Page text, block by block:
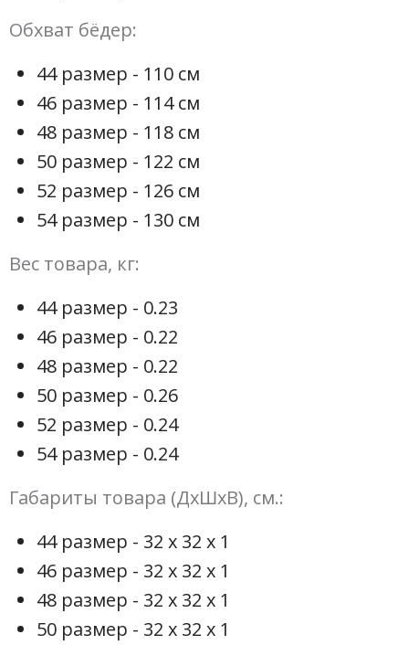
Обхват бёдер:
44 размер - 110 см
46 размер - 114 см
48 размер - 118 см
50 размер - 122 см
52 размер - 126 см
54 размер - 130 см
Вес товара, кг:
44 размер - 0.23
46 размер - 0.22
48 размер - 0.22
50 размер - 0.26
52 размер - 0.24
54 размер - 0.24
Габариты товара (ДхШхВ), см.:
44 размер - 32 х 32 х 1
46 размер - 32 х 32 х 1
48 размер - 32 х 32 х 1
50 размер - 32 х 32 х 1